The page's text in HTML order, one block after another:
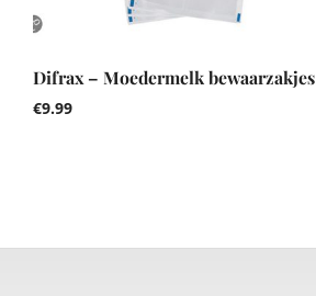
Difrax – Moedermelk bewaarzakjes
€9.99